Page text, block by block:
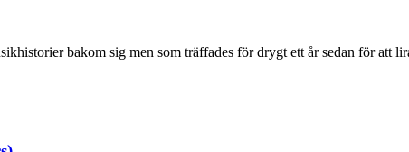
bakom sig men som träffades för drygt ett år sedan för att